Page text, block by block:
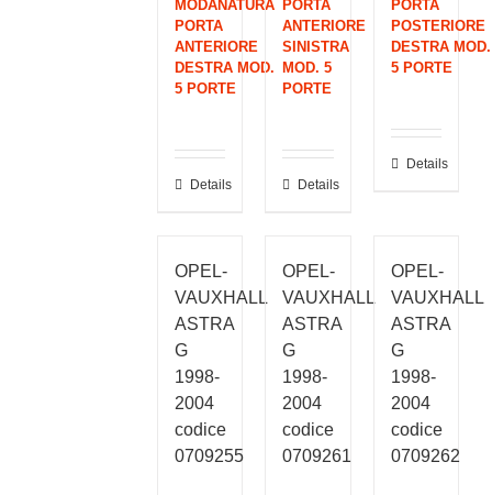
MODANATURA
PORTA
ANTERIORE
DESTRA MOD.
5 PORTE
Details
PORTA
ANTERIORE
SINISTRA
MOD. 5
PORTE
Details
PORTA
POSTERIORE
DESTRA MOD.
5 PORTE
Details
OPEL-
VAUXHALL
ASTRA
G
1998-
2004
codice
0709255
OPEL-
VAUXHALL
ASTRA
G
1998-
2004
codice
0709261
OPEL-
VAUXHALL
ASTRA
G
1998-
2004
codice
0709262